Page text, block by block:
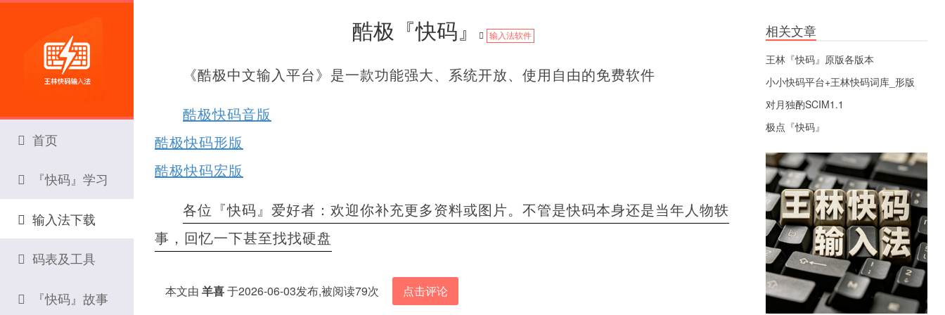
酷极『快码』 输入法软件
《酷极中文输入平台》是一款功能强大、系统开放、使用自由的免费软件
酷极快码音版
酷极快码形版
酷极快码宏版
各位『快码』爱好者：欢迎你补充更多资料或图片。不管是快码本身还是当年人物轶
事，回忆一下甚至找找硬盘
本文由 羊喜于2026-06-03发布,被阅读79次 点击评论
首页
『快码』学习
输入法下载
码表及工具
『快码』故事
相关文章
王林『快码』原版各版本
小小快码平台+王林快码词库_形版
对月独酌SCIM1.1
极点『快码』